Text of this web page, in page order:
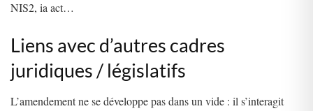
NIS2, ia act…
Liens avec d’autres cadres
juridiques / législatifs
L’amendement ne se développe pas dans un vide : il s’interagit